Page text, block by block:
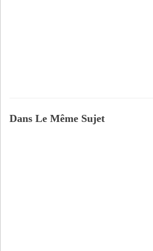
Dans Le Même Sujet